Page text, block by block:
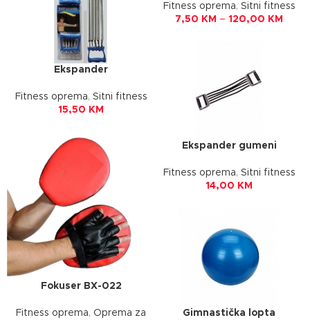
Fitness oprema, Sitni fitness
7,50 KM – 120,00 KM
Ekspander
Fitness oprema, Sitni fitness
15,50 KM
Ekspander gumeni
Fitness oprema, Sitni fitness
14,00 KM
Fokuser BX-022
Fitness oprema, Oprema za
Gimnastička lopta